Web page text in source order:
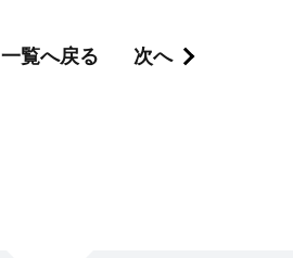
一覧へ戻る 次へ